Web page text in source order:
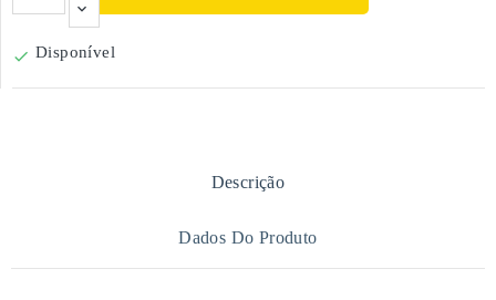
 Disponível
Descrição
Dados Do Produto